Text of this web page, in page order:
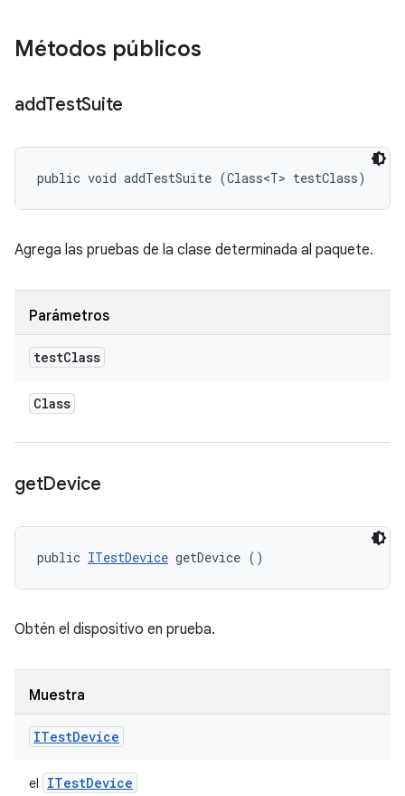
Métodos públicos
addTestSuite
public void addTestSuite (Class<T> testClass)
Agrega las pruebas de la clase determinada al paquete.
Parámetros
testClass
Class
getDevice
public ITestDevice getDevice ()
Obtén el dispositivo en prueba.
Muestra
ITestDevice
el ITestDevice